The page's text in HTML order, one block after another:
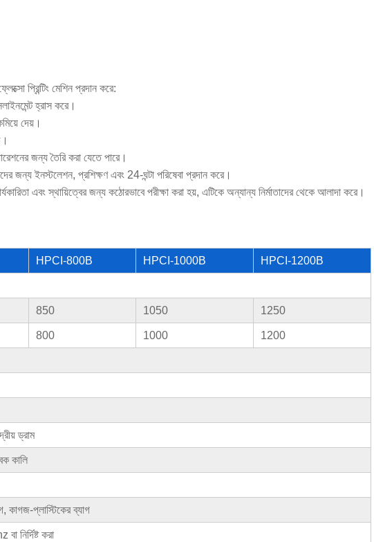
প্রিন্টিং মেশিন প্রদান করে:
হ্রাস করে।
দেয়।
জন্য তৈরি করা যেতে পারে।
জন্য ইনস্টলেশন, প্রশিক্ষণ এবং 24-ঘন্টা পরিষেবা প্রদান করে।
এবং স্থায়িত্বের জন্য কঠোরভাবে পরীক্ষা করা হয়, এটিকে অন্যান্য নির্মাতাদের থেকে আলাদা করে।
HPCI-800B HPCI-1000B HPCI-1200B
850 1050 1250
800 1000 1200
ড্রাম
কালি
প্লাস্টিকের ব্যাগ
নির্দিষ্ট করা